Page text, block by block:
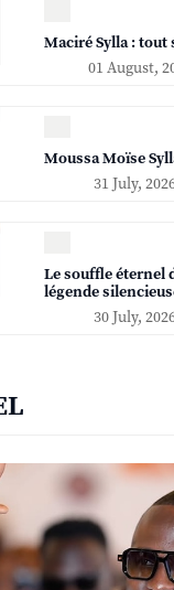
Maciré Sylla : tout
01 August,
Moussa Moïse
31 July,
Le souffle éternel
légende
30 July,